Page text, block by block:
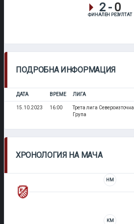
2 - 0
ФИНАЛЕН РЕЗУЛТАТ
ПОДРОБНА ИНФОРМАЦИЯ
ДАТА ВРЕМЕ ЛИГА
15.10.2023 16:00
Трета лига Североизточна
Група
ХРОНОЛОГИЯ НА МАЧА
НМ
КМ